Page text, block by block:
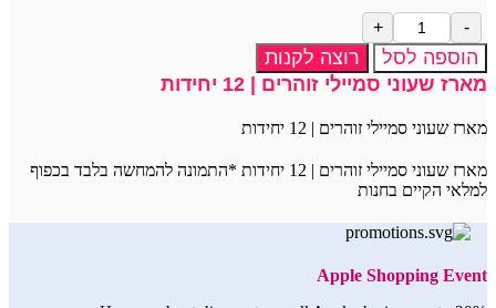
כמות
של
מארז
שעוני
זוהרים
12
יחידות
הוספה לסל
רוצה לקנות
מארז שעוני סמיילי זוהרים | 12 יחידות
מארז שעוני סמיילי זוהרים | 12 יחידות
מארז שעוני סמיילי זוהרים | 12 יחידות *התמונה להמחשה בלבד בכפוף
למלאי הקיים בחנות
Apple Shopping Event